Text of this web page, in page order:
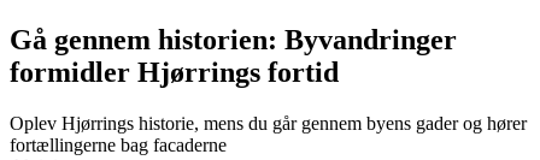
Gå gennem historien: Byvandringer
formidler Hjørrings fortid
Oplev Hjørrings historie, mens du går gennem byens gader og hører
fortællingerne bag facaderne